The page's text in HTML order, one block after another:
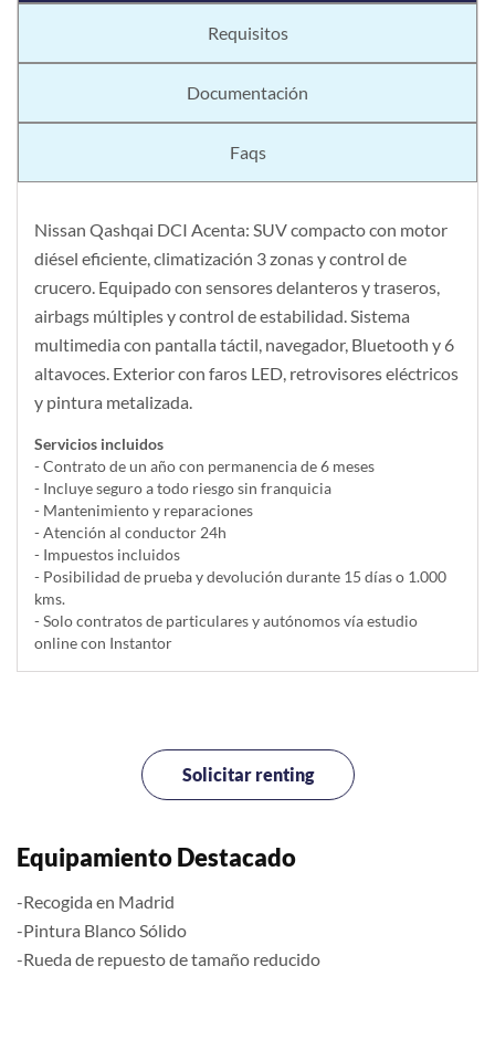
Requisitos
Documentación
Faqs
Nissan Qashqai DCI Acenta: SUV compacto con motor
diésel eficiente, climatización 3 zonas y control de
crucero. Equipado con sensores delanteros y traseros,
airbags múltiples y control de estabilidad. Sistema
multimedia con pantalla táctil, navegador, Bluetooth y 6
altavoces. Exterior con faros LED, retrovisores eléctricos
y pintura metalizada.
Servicios incluidos
- Contrato de un año con permanencia de 6 meses
- Incluye seguro a todo riesgo sin franquicia
- Mantenimiento y reparaciones
- Atención al conductor 24h
- Impuestos incluidos
- Posibilidad de prueba y devolución durante 15 días o 1.000
kms.
- Solo contratos de particulares y autónomos vía estudio
online con Instantor
Solicitar renting
Equipamiento Destacado
-Recogida en Madrid
-Pintura Blanco Sólido
-Rueda de repuesto de tamaño reducido